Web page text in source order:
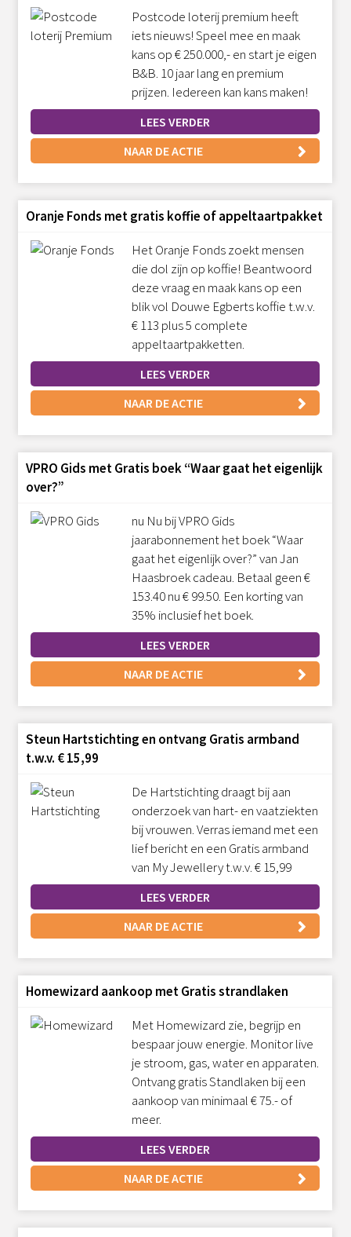
Postcode loterij premium heeft
iets nieuws! Speel mee en maak
kans op € 250.000,- en start je eigen
B&B. 10 jaar lang en premium
prijzen. Iedereen kan kans maken!
LEES VERDER
NAAR DE ACTIE
Oranje Fonds met gratis koffie of appeltaartpakket
Het Oranje Fonds zoekt mensen
die dol zijn op koffie! Beantwoord
deze vraag en maak kans op een
blik vol Douwe Egberts koffie t.w.v.
€ 113 plus 5 complete
appeltaartpakketten.
LEES VERDER
NAAR DE ACTIE
VPRO Gids met Gratis boek “Waar gaat het eigenlijk
over?”
nu Nu bij VPRO Gids
jaarabonnement het boek “Waar
gaat het eigenlijk over?” van Jan
Haasbroek cadeau. Betaal geen €
153.40 nu € 99.50. Een korting van
35% inclusief het boek.
LEES VERDER
NAAR DE ACTIE
Steun Hartstichting en ontvang Gratis armband
t.w.v. € 15,99
De Hartstichting draagt bij aan
onderzoek van hart- en vaatziekten
bij vrouwen. Verras iemand met een
lief bericht en een Gratis armband
van My Jewellery t.w.v. € 15,99
LEES VERDER
NAAR DE ACTIE
Homewizard aankoop met Gratis strandlaken
Met Homewizard zie, begrijp en
bespaar jouw energie. Monitor live
je stroom, gas, water en apparaten.
Ontvang gratis Standlaken bij een
aankoop van minimaal € 75.- of
meer.
LEES VERDER
NAAR DE ACTIE